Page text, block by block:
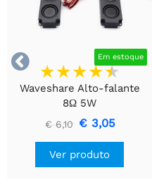
 Em estoque
Waveshare Alto-falante
8Ω 5W
€ 6,10 € 3,05
Ver produto